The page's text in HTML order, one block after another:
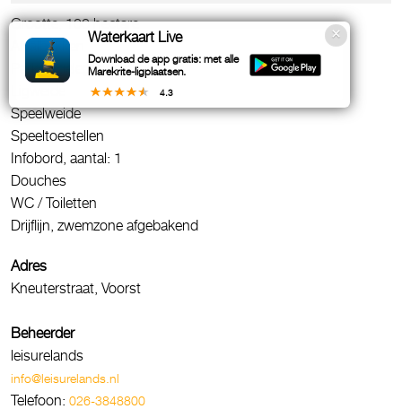
Grootte, 100 hectare
Afvalbakken
Parkeergelegenheid, betaald
Speelweide
Speeltoestellen
Infobord, aantal: 1
Douches
WC / Toiletten
Drijflijn, zwemzone afgebakend
Adres
Kneuterstraat, Voorst
Beheerder
leisurelands
info@leisurelands.nl
Telefoon: 026-3848800
Waterkaart Live
Download de app gratis: met alle
Marekrite-ligplaatsen.
4.3